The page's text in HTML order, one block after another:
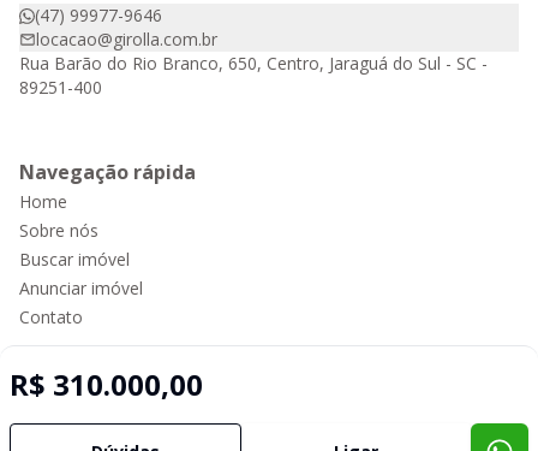
R$ 310.000,00
(47) 99977-9646
locacao@girolla.com.br
Rua Barão do Rio Branco, 650, Centro, Jaraguá do Sul - SC -
89251-400
Navegação rápida
Home
Sobre nós
Buscar imóvel
Anunciar imóvel
Contato
Selo de Tecnologia Loft